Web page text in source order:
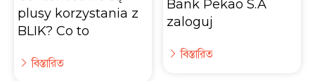
plusy korzystania z
BLIK? Co to
বিস্তারিত
Bank Pekao S.A
zaloguj
বিস্তারিত